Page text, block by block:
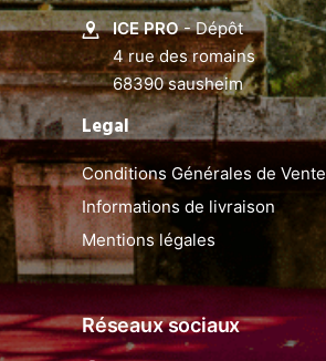
ICE PRO- Dépôt
4 rue des romains
68390 sausheim
Legal
Conditions Générales de Vente
Informations de livraison
Mentions légales
Réseaux sociaux